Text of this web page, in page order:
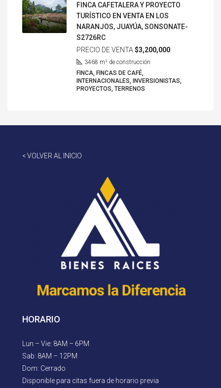
FINCA CAFETALERA Y PROYECTO
TURÍSTICO EN VENTA EN LOS
NARANJOS, JUAYÚA, SONSONATE-
S2726RC
PRECIO DE VENTA $3,200,000
3468 m² de construcción
FINCA, FINCAS DE CAFÉ,
INTERNACIONALES, INVERSIONISTAS,
PROYECTOS, TERRENOS
< VOLVER AL INICIO
HORARIO
Lun – Vie: 8AM – 6PM
Sab: 8AM – 12PM
Dom: Cerrado
Disponible para citas fuera de horario previa